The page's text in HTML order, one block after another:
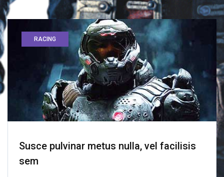
RACING
Susce pulvinar metus nulla, vel facilisis
sem